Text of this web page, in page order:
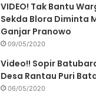
VIDEO! Tak Bantu
Sekda Blora Diminta
Ganjar Pranowo
09/05/2020
Video!! Sopir
Desa Rantau Puri
06/05/2020